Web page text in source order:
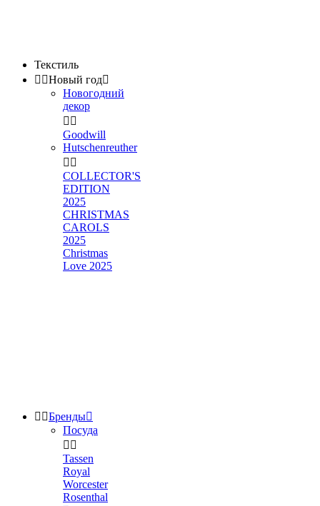
Текстиль
 Новый год
Новогодний
декор
 
Goodwill
Hutschenreuther
 
COLLECTOR'S
EDITION
2025
CHRISTMAS
CAROLS
2025
Christmas
Love 2025
 Бренды
Посуда
 
Tassen
Royal
Worcester
Rosenthal